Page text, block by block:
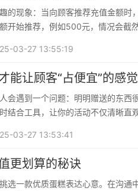
的现象：当向顾客推荐充值金额
开始推荐，例如500元，情况会截
03-27 13:55:19
能让顾客“占便宜”的感觉
会遇到一个问题：明明赠送的东西
结合工具，让你的活动不仅清晰直
03-27 13:53:41
更划算的秘诀
选一款优质蛋糕表达心意。在沟